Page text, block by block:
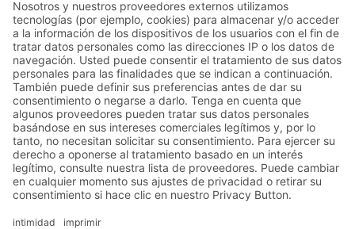
Soluciones para cargas unitarias
Estanterías de baldas BITO
Las estanterías de baldas, con montaje sin
tornillos BITO son fáciles de montar,
personalizables y versátiles. Son ideales para
almacenar artículos individuales y unidades de
carga que se pueden manipular manualmente.
Soluciones